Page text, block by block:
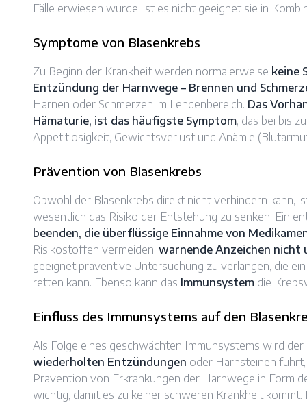
Fälle erwiesen wurde, ist es nicht geeignet sie in
Symptome von Blasenkrebs
Zu Beginn der Krankheit werden normalerweise keine
Entzündung der Harnwege – Brennen und
Harnen oder Schmerzen im Lendenbereich. Das
Hämaturie, ist das häufigste Symptom, das bei bis
Appetitlosigkeit, Gewichtsverlust und Anämie
Prävention von Blasenkrebs
Obwohl der Blasenkrebs direkt nicht verhindern kann,
wesentlich das Risiko der Entstehung zu senken. Ein
beenden, die überflüssige Einnahme von
Risikostoffen vermeiden, warnende Anzeichen nicht
geeignet präventive Untersuchung zu verlangen, die
retten kann. Ebenso kann das Immunsystem die
Einfluss des Immunsystems auf den
Als Folge eines geschwächten Immunsystems wird der
wiederholten Entzündungen oder Harnsteinen
Prävention von Erkrankungen der Harnwege in Form
wichtig, damit es zu keiner schweren Krankheit